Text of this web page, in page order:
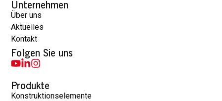
Unternehmen
Über uns
Aktuelles
Kontakt
Folgen Sie uns
Produkte
Konstruktionselemente